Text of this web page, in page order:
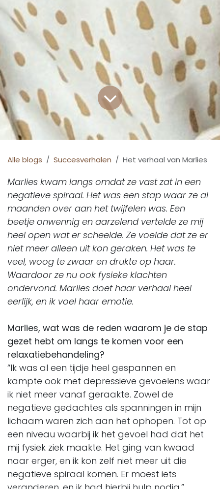
Alle blogs Succesverhalen Het verhaal van Marlies
Marlies kwam langs omdat ze vast zat in een
negatieve spiraal. Het was een stap waar ze al
maanden over aan het twijfelen was. Een
beetje onwennig en aarzelend vertelde ze mij
heel open wat er scheelde. Ze voelde dat ze er
niet meer alleen uit kon geraken. Het was te
veel, woog te zwaar en drukte op haar.
Waardoor ze nu ook fysieke klachten
ondervond. Marlies doet haar verhaal heel
eerlijk, en ik voel haar emotie.
Marlies, wat was de reden waarom je de stap
gezet hebt om langs te komen voor een
relaxatiebehandeling?
“Ik was al een tijdje heel gespannen en
kampte ook met depressieve gevoelens waar
ik niet meer vanaf geraakte. Zowel de
negatieve gedachtes als spanningen in mijn
lichaam waren zich aan het ophopen. Tot op
een niveau waarbij ik het gevoel had dat het
mij fysiek ziek maakte. Het ging van kwaad
naar erger, en ik kon zelf niet meer uit die
negatieve spiraal komen. Er moest iets